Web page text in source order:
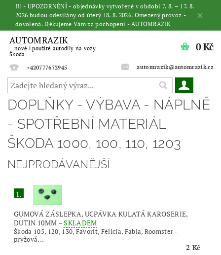
!!! - UPOZORNĚNÍ - objednávky vytvořené v období 7. 8. – 17. 8.
2026 budou odesílány od úterý 18. 8. 2026. Omezený provoz -
dovolená. Děkujeme Vám za pochopení - AUTOMRAZIK
AUTOMRAZIK
...nové i použité autodíly na vozy
Škoda
+420777672945
automrazik@automrazik.cz
0 Kč
DOPLŇKY - VÝBAVA - NÁPLNĚ
- SPOTŘEBNÍ MATERIÁL
ŠKODA 1000, 100, 110, 1203
NEJPRODÁVANĚJŠÍ
1.
GUMOVÁ ZÁSLEPKA, UCPÁVKA KULATÁ KAROSERIE,
DUTIN 10MM –SKLADEM
Škoda 105, 120, 130, Favorit, Felicia, Fabia, Roomster -
pryžová...
2 Kč